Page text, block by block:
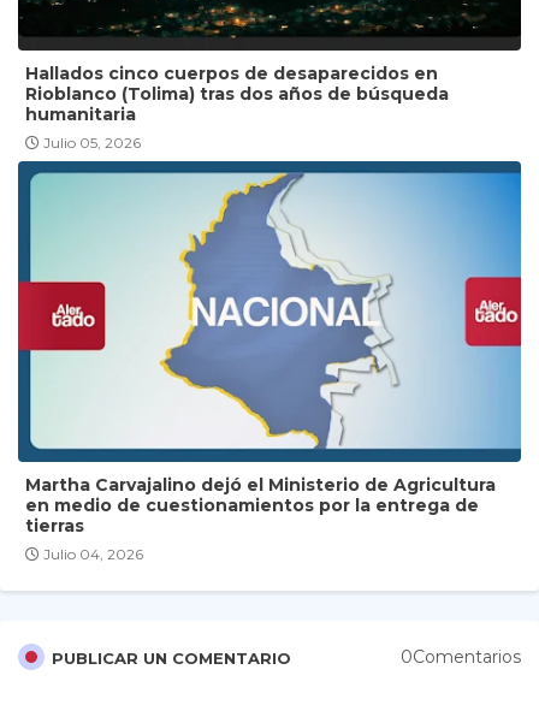
Hallados cinco cuerpos de desaparecidos en
Rioblanco (Tolima) tras dos años de búsqueda
humanitaria
Julio 05, 2026
Martha Carvajalino dejó el Ministerio de Agricultura
en medio de cuestionamientos por la entrega de
tierras
Julio 04, 2026
PUBLICAR UN COMENTARIO 0Comentarios